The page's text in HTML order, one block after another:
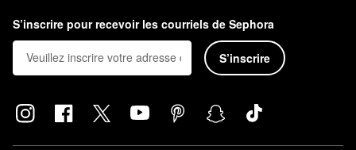
S’inscrire pour recevoir les courriels de Sephora
S’inscrire